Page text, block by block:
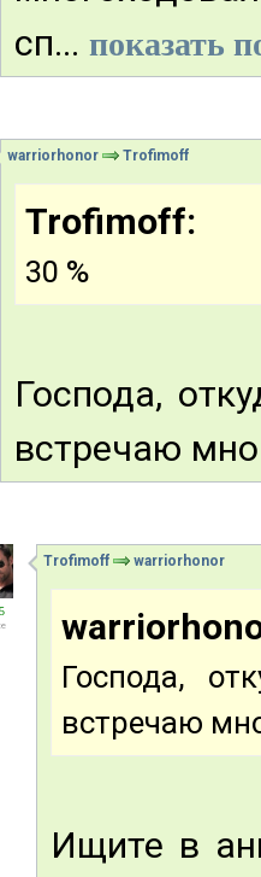
сп... показать
warriorhonor Trofimoff
Trofimoff:
30 %
Господа,
встречаю
Trofimoff warriorhonor
Господа,
встречаю
Ищите в